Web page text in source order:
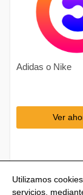
Adidas o Nike
Ver
Utilizamos
servicios,